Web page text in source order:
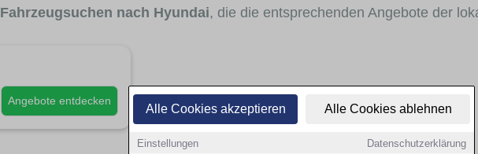
Alle Cookies akzeptieren Alle Cookies ablehnen
Einstellungen Datenschutzerklärung
Fahrzeugsuchen nach Hyundai, die die entsprechenden Angebote der
Angebote entdecken